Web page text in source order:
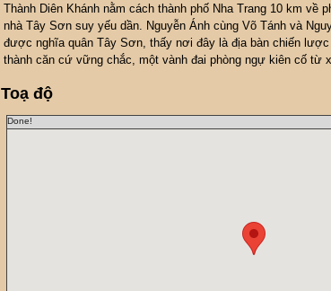
Thành Diên Khánh nằm cách thành phố Nha Trang 10 km về
nhà Tây Sơn suy yếu dần. Nguyễn Ánh cùng Võ Tánh và
được nghĩa quân Tây Sơn, thấy nơi đây là địa bàn chiến
thành căn cứ vững chắc, một vành đai phòng ngự kiên cố từ
Toạ độ
Done!